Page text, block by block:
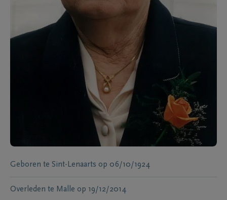
Geboren te Sint-Lenaarts op 06/10/1924
Overleden te Malle op 19/12/2014